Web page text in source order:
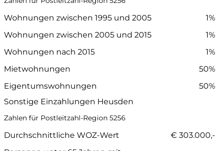
Wohnungen zwischen 1995 und 2005
1%
Wohnungen zwischen 2005 und 2015
1%
Wohnungen nach 2015
1%
Mietwohnungen
50%
Eigentumswohnungen
50%
Sonstige Einzahlungen Heusden
Zahlen für Postleitzahl-Region 5256
Durchschnittliche WOZ-Wert
€ 303.000,-